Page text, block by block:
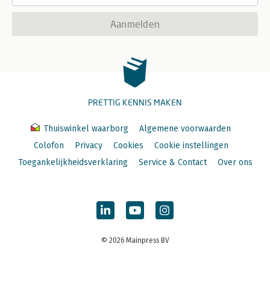
Aanmelden
PRETTIG KENNIS MAKEN
Thuiswinkel waarborg
Algemene voorwaarden
Colofon
Privacy Cookies
Cookie instellingen
Toegankelijkheidsverklaring
Service & Contact Over ons
© 2026 Mainpress BV